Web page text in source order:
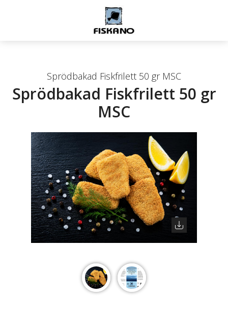
Sprödbakad Fiskfrilett 50 gr MSC
Sprödbakad Fiskfrilett 50 gr
MSC